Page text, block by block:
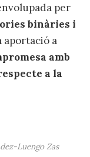
per
binàries i
aportació a
amb
a la
Luengo Zas